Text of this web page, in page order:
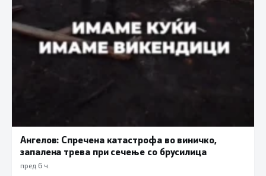
Ангелов: Спречена катастрофа во виничко,
запалена трева при сечење со брусилица
пред 6 ч.